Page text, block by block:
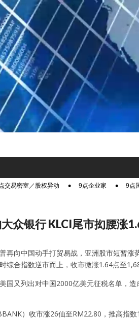
交易密室／股权异动 9点企业家 9点
众银行 KLCI尾市抝腰涨
再向中国动手打贸易战，亚洲股市短暂
综合指数逆市而上，收市微涨1.64点至
国又列出对中国2000亿美元征税名单，
）收市涨26仙至RM22.80，推高指